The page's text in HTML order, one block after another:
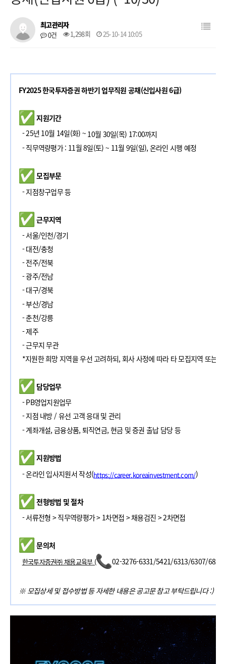
대학원
취업
최고관리자
0건
1,298회 25-10-14 10:05
FY2025 한국투자증권 하반기 업무직원 공채(신입사원 6급)
지원기간
- 25년 10월 14일(화) ~ 10월 30일(목) 17:00까지
- 직무역량평가 : 11월 8일(토) ~ 11월 9일(일), 온라인 시행 예정
모집부문
- 지점창구업무 등
근무지역
- 서울/인천/경기
- 대전/충청
- 전주/전북
- 광주/전남
- 대구/경북
- 부산/경남
- 춘천/강릉
- 제주
- 근무지 무관
*지원한 희망 지역을 우선 고려하되, 회사 사정에 따라 타 모집지역 또는
담당업무
- PB영업지원업무
- 지점 내방 / 유선 고객 응대 및 관리
- 계좌개설, 금융상품, 퇴직연금, 현금 및 증권 출납 담당 등
지원방법
- 온라인 입사지원서 작성(https://career.koreainvestment.com/)
전형방법 및 절차
- 서류전형 > 직무역량평가 > 1차면접 >채용검진 > 2차면접
문의처
한국투자증권㈜ 채용교육부 ( 02-3276-6331/5421/6313/6307/
※ 모집상세 및 접수방법 등 자세한 내용은 공고문 참고 부탁드립니다 :)